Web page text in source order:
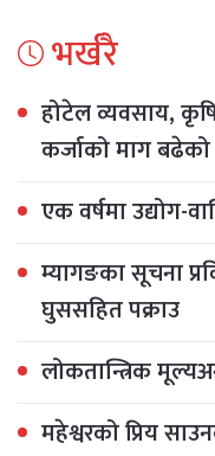
भर्खरै
होटेल व्यवसाय,
कर्जाको माग
एक वर्षमा उद्योग-
म्यागङका सूचना
घुससहित पक्राउ
लोकतान्त्रिक
महेश्वरको प्रिय